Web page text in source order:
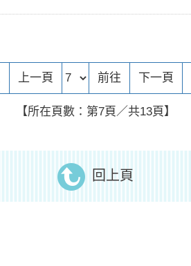
上一頁 前往頁 前往 下一頁
【所在頁數：第7頁／共13頁】
回上頁